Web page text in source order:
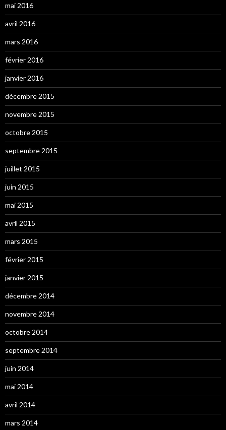
mai 2016
avril 2016
mars 2016
février 2016
janvier 2016
décembre 2015
novembre 2015
octobre 2015
septembre 2015
juillet 2015
juin 2015
mai 2015
avril 2015
mars 2015
février 2015
janvier 2015
décembre 2014
novembre 2014
octobre 2014
septembre 2014
juin 2014
mai 2014
avril 2014
mars 2014